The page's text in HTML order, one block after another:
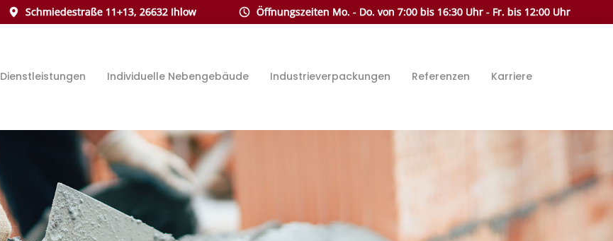
Schmiedestraße 11+13, 26632 Ihlow Öffnungszeiten Mo. - Do. von 7:00 bis 16:30 Uhr - Fr. bis 12:00 Uhr
Dienstleistungen Individuelle Nebengebäude Industrieverpackungen Referenzen Karriere